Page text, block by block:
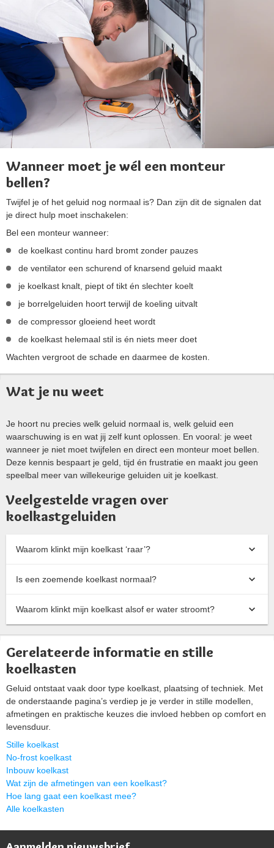
Wanneer moet je wél een monteur
bellen?
Twijfel je of het geluid nog normaal is? Dan zijn dit de signalen dat
je direct hulp moet inschakelen:
Bel een monteur wanneer:
de koelkast continu hard bromt zonder pauzes
de ventilator een schurend of knarsend geluid maakt
je koelkast knalt, piept of tikt én slechter koelt
je borrelgeluiden hoort terwijl de koeling uitvalt
de compressor gloeiend heet wordt
de koelkast helemaal stil is én niets meer doet
Wachten vergroot de schade en daarmee de kosten.
Wat je nu weet
Je hoort nu precies welk geluid normaal is, welk geluid een
waarschuwing is en wat jij zelf kunt oplossen. En vooral: je weet
wanneer je niet moet twijfelen en direct een monteur moet bellen.
Deze kennis bespaart je geld, tijd én frustratie en maakt jou geen
speelbal meer van willekeurige geluiden uit je koelkast.
Veelgestelde vragen over
koelkastgeluiden
Waarom klinkt mijn koelkast ‘raar’?
Is een zoemende koelkast normaal?
Waarom klinkt mijn koelkast alsof er water stroomt?
Gerelateerde informatie en stille
koelkasten
Geluid ontstaat vaak door type koelkast, plaatsing of techniek. Met
de onderstaande pagina’s verdiep je je verder in stille modellen,
afmetingen en praktische keuzes die invloed hebben op comfort en
levensduur.
Stille koelkast
No-frost koelkast
Inbouw koelkast
Wat zijn de afmetingen van een koelkast?
Hoe lang gaat een koelkast mee?
Alle koelkasten